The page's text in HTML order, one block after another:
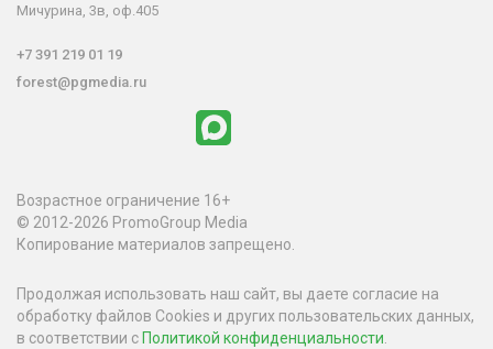
Мичурина, 3в, оф.405
+7 391 219 01 19
forest@pgmedia.ru
Возрастное ограничение 16+
© 2012-2026 PromoGroup Media
Копирование материалов запрещено.
Продолжая использовать наш сайт, вы даете согласие на
обработку файлов Cookies и других пользовательских данных,
в соответствии сПолитикой конфиденциальности